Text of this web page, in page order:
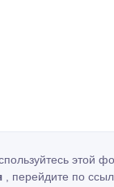
этой
, перейдите по